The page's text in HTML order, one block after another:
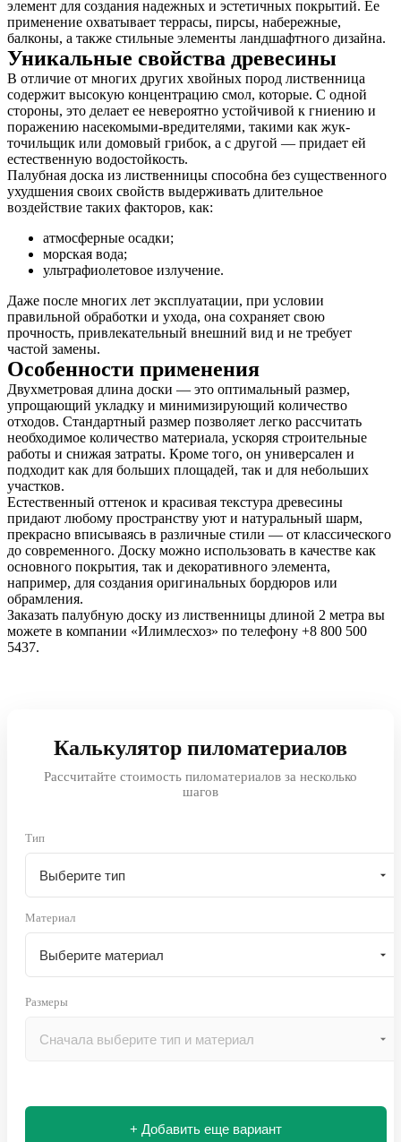
элемент для создания надежных и эстетичных покрытий. Ее
применение охватывает террасы, пирсы, набережные,
балконы, а также стильные элементы ландшафтного дизайна.
Уникальные свойства древесины
В отличие от многих других хвойных пород лиственница
содержит высокую концентрацию смол, которые. С одной
стороны, это делает ее невероятно устойчивой к гниению и
поражению насекомыми-вредителями, такими как жук-
точильщик или домовый грибок, а с другой — придает ей
естественную водостойкость.
Палубная доска из лиственницы способна без существенного
ухудшения своих свойств выдерживать длительное
воздействие таких факторов, как:
атмосферные осадки;
морская вода;
ультрафиолетовое излучение.
Даже после многих лет эксплуатации, при условии
правильной обработки и ухода, она сохраняет свою
прочность, привлекательный внешний вид и не требует
частой замены.
Особенности применения
Двухметровая длина доски — это оптимальный размер,
упрощающий укладку и минимизирующий количество
отходов. Стандартный размер позволяет легко рассчитать
необходимое количество материала, ускоряя строительные
работы и снижая затраты. Кроме того, он универсален и
подходит как для больших площадей, так и для небольших
участков.
Естественный оттенок и красивая текстура древесины
придают любому пространству уют и натуральный шарм,
прекрасно вписываясь в различные стили — от классического
до современного. Доску можно использовать в качестве как
основного покрытия, так и декоративного элемента,
например, для создания оригинальных бордюров или
обрамления.
Заказать палубную доску из лиственницы длиной 2 метра вы
можете в компании «Илимлесхоз» по телефону +8 800 500
5437.
Калькулятор пиломатериалов
Рассчитайте стоимость пиломатериалов за несколько
шагов
Тип
Материал
Размеры
+ Добавить еще вариант